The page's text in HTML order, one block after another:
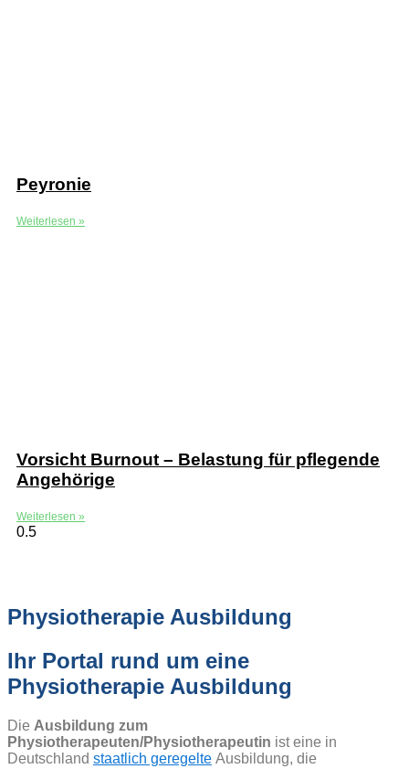
Peyronie
Weiterlesen »
Vorsicht Burnout – Belastung für pflegende
Angehörige
Weiterlesen »
Physiotherapie Ausbildung
Ihr Portal rund um eine
Physiotherapie Ausbildung
Die Ausbildung zum
Physiotherapeuten/Physiotherapeutin ist eine in
Deutschland staatlich geregelte Ausbildung, die